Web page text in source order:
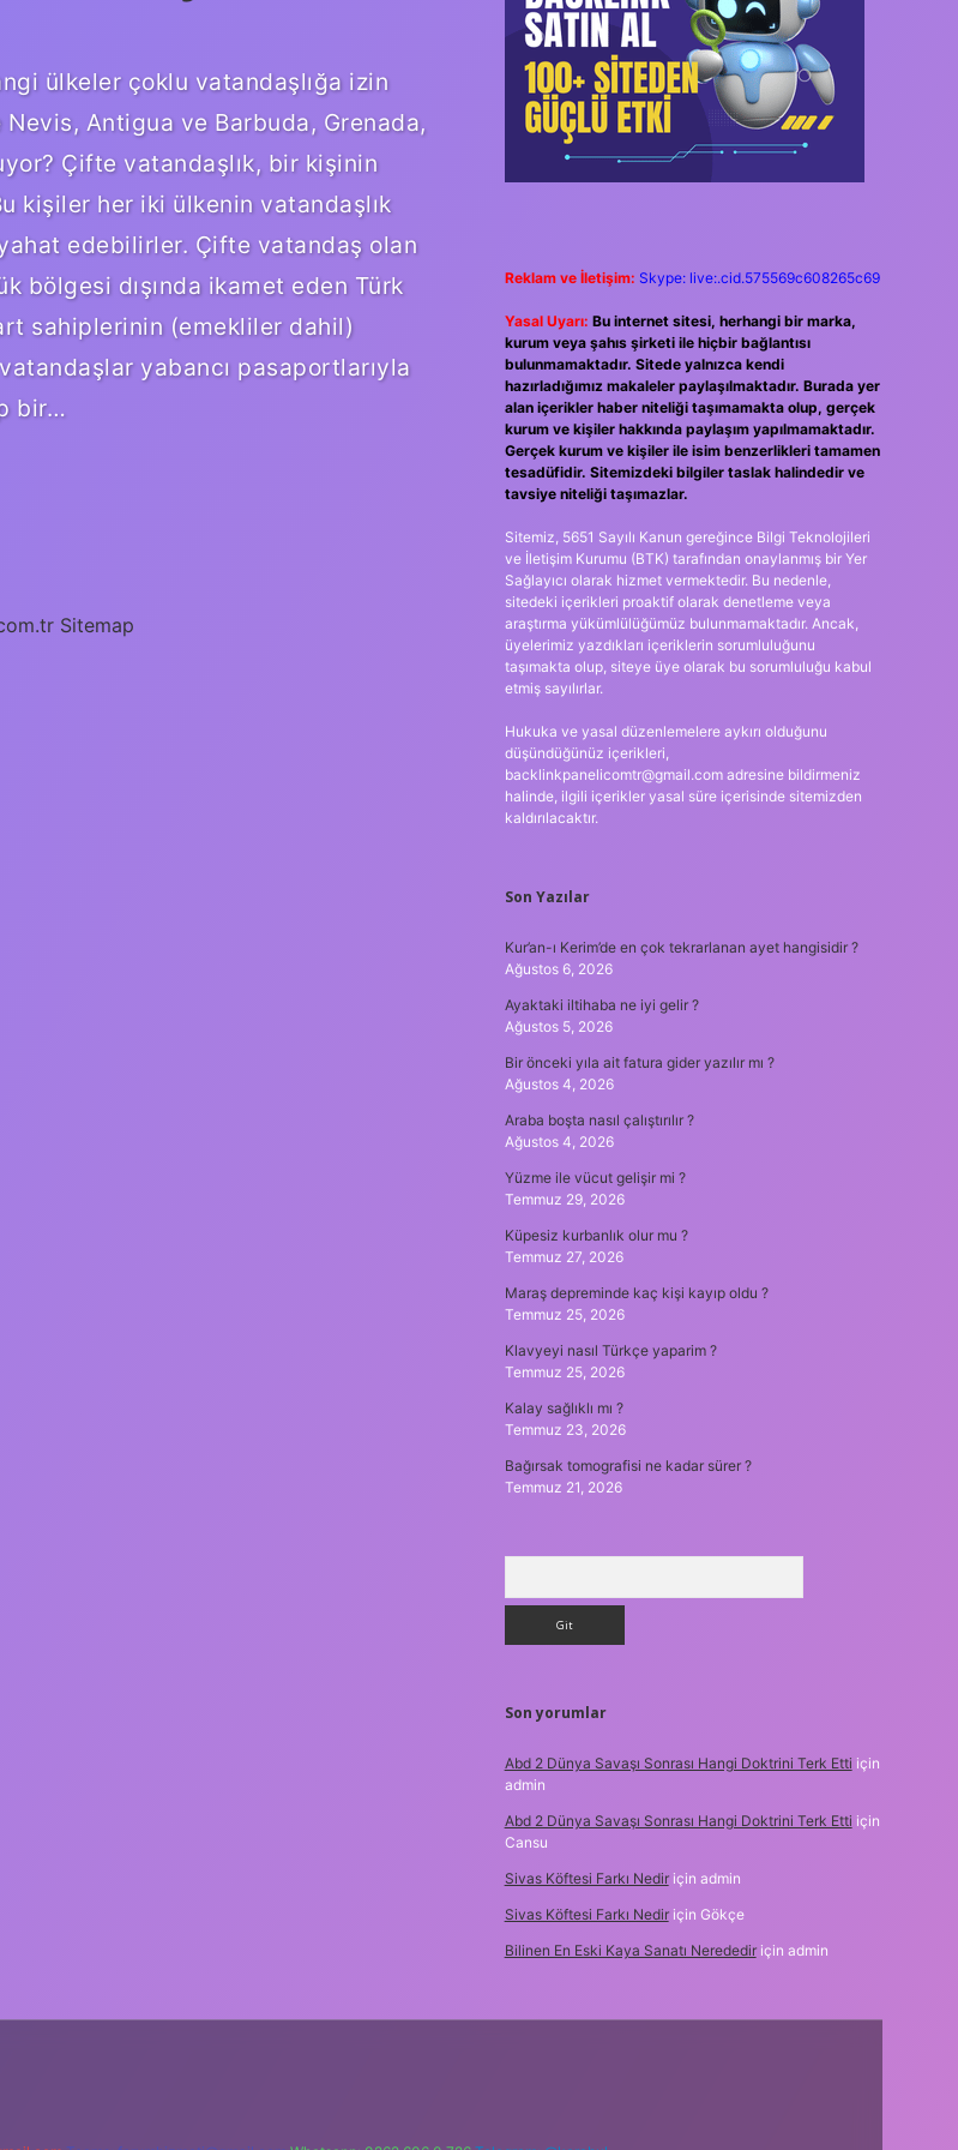
ülkeler çoklu vatandaşlığa izin
Antigua ve Barbuda, Grenada,
Çifte vatandaşlık, bir kişinin
kişiler her iki ülkenin vatandaşlık
edebilirler. Çifte vatandaş olan
bölgesi dışında ikamet eden Türk
sahiplerinin (emekliler dahil)
yabancı pasaportlarıyla
bir…
Sitemap
Reklam ve İletişim: Skype: live:.cid.575569c608265c69
Yasal Uyarı: Bu internet sitesi, herhangi bir marka,
kurum veya şahıs şirketi ile hiçbir bağlantısı
bulunmamaktadır. Sitede yalnızca kendi
hazırladığımız makaleler paylaşılmaktadır. Burada yer
alan içerikler haber niteliği taşımamakta olup, gerçek
kurum ve kişiler hakkında paylaşım yapılmamaktadır.
Gerçek kurum ve kişiler ile isim benzerlikleri tamamen
tesadüfidir. Sitemizdeki bilgiler taslak halindedir ve
tavsiye niteliği taşımazlar.
Sitemiz, 5651 Sayılı Kanun gereğince Bilgi Teknolojileri
ve İletişim Kurumu (BTK) tarafından onaylanmış bir Yer
Sağlayıcı olarak hizmet vermektedir. Bu nedenle,
sitedeki içerikleri proaktif olarak denetleme veya
araştırma yükümlülüğümüz bulunmamaktadır. Ancak,
üyelerimiz yazdıkları içeriklerin sorumluluğunu
taşımakta olup, siteye üye olarak bu sorumluluğu kabul
etmiş sayılırlar.
Hukuka ve yasal düzenlemelere aykırı olduğunu
düşündüğünüz içerikleri,
backlinkpanelicomtr@gmail.comadresine bildirmeniz
halinde, ilgili içerikler yasal süre içerisinde sitemizden
kaldırılacaktır.
Son Yazılar
Kur’an-ı Kerim’de en çok tekrarlanan ayet hangisidir ?
Ağustos 6, 2026
Ayaktaki iltihaba ne iyi gelir ?
Ağustos 5, 2026
Bir önceki yıla ait fatura gider yazılır mı ?
Ağustos 4, 2026
Araba boşta nasıl çalıştırılır ?
Ağustos 4, 2026
Yüzme ile vücut gelişir mi ?
Temmuz 29, 2026
Küpesiz kurbanlık olur mu ?
Temmuz 27, 2026
Maraş depreminde kaç kişi kayıp oldu ?
Temmuz 25, 2026
Klavyeyi nasıl Türkçe yaparim ?
Temmuz 25, 2026
Kalay sağlıklı mı ?
Temmuz 23, 2026
Bağırsak tomografisi ne kadar sürer ?
Temmuz 21, 2026
Son yorumlar
Abd 2 Dünya Savaşı Sonrası Hangi Doktrini Terk Etti için
admin
Abd 2 Dünya Savaşı Sonrası Hangi Doktrini Terk Etti için
Cansu
Sivas Köftesi Farkı Nediriçin admin
Sivas Köftesi Farkı Nediriçin Gökçe
Bilinen En Eski Kaya Sanatı Neredediriçin admin